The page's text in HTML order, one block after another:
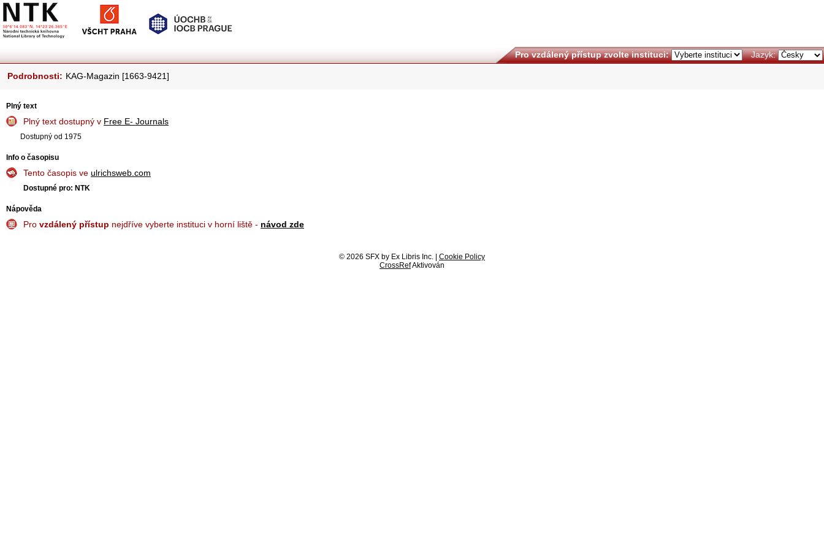
Pro vzdálený přístup zvolte instituci: Jazyk:
Podrobnosti: KAG-Magazin [1663-9421]
Plný text
Plný text dostupný v Free E- Journals
Dostupný od 1975
Info o časopisu
Tento časopis ve ulrichsweb.com
Dostupné pro: NTK
Nápověda
Pro vzdálený přístup nejdříve vyberte instituci v horní liště - návod zde
© 2026 SFX by Ex Libris Inc. | Cookie Policy
CrossRefAktivován